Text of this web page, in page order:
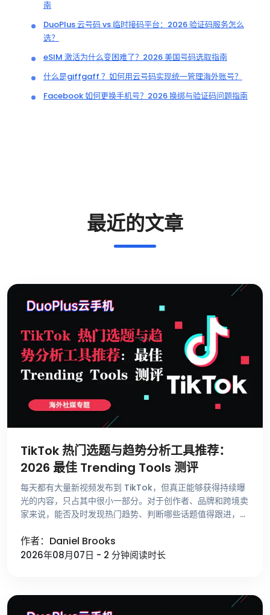
南
DuoPlus 云号码 vs 临时接码平台：2026 验证码服务怎么
选？
eSIM 激活为什么变困难了？2026 美国号码选取指南
什么是giffgaff ？如何用云号码实现统一管理海外账号？
Facebook 如何更换手机号？2026 换绑与验证码问题指南
最近的文章
TikTok 热门选题与趋势分析工具推荐：
2026 最佳 Trending Tools 测评
每天都有大量新视频发布到 TikTok，但真正能够获得持续曝
光的内容，只占其中很小一部分。对于创作者、品牌和跨境卖
家来说，能否及时发现热门趋势、判断哪些话题值得跟进，比
赖刷 For …
作者：Daniel Brooks
2026年08月07日 - 2 分钟阅读时长